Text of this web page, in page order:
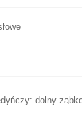
dolny